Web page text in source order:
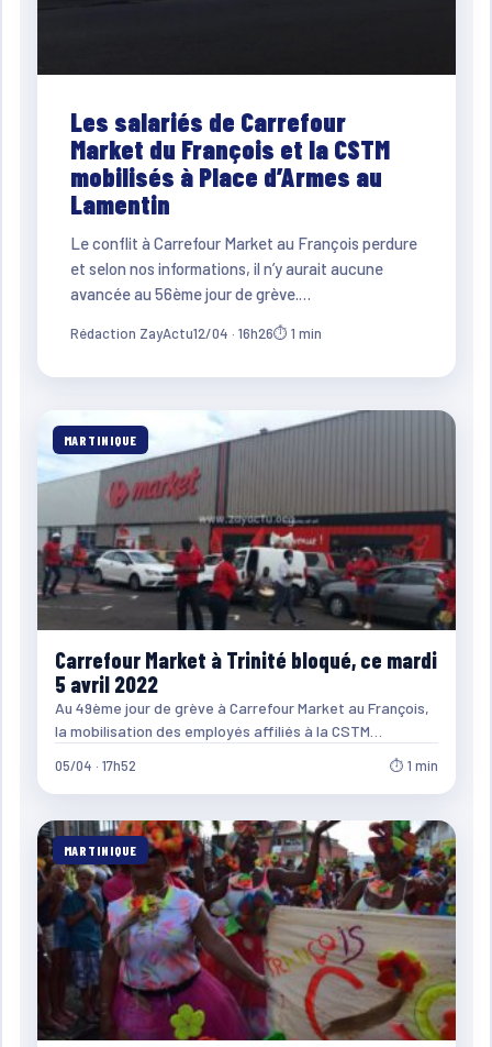
Les salariés de Carrefour
Market du François et la CSTM
mobilisés à Place d’Armes au
Lamentin
Le conflit à Carrefour Market au François perdure
et selon nos informations, il n’y aurait aucune
avancée au 56ème jour de grève.…
Rédaction ZayActu12/04 · 16h26⏱ 1 min
MARTINIQUE
Carrefour Market à Trinité bloqué, ce mardi
5 avril 2022
Au 49ème jour de grève à Carrefour Market au François,
la mobilisation des employés affiliés à la CSTM…
05/04 · 17h52 ⏱ 1 min
MARTINIQUE